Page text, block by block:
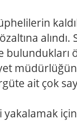
alındı.
bulundukları
ait çok
için